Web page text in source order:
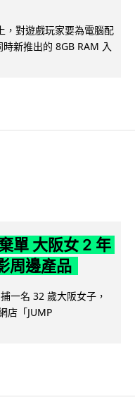
對遊戲玩家要為電腦配
新推出的 8GB RAM 入
單 大阪女 2 年
周邊產品
一名 32 歲大阪女子，
店「JUMP